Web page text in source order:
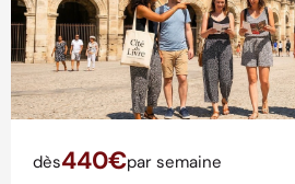
dès440€par semaine